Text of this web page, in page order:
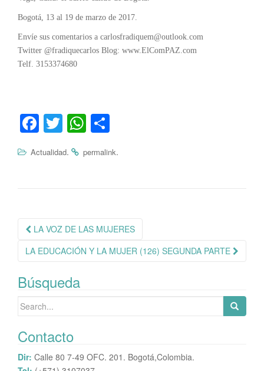
Bogotá, 13 al 19 de marzo de 2017.
Envíe sus comentarios a carlosfradiquem@outlook.com
Twitter @fradiquecarlos Blog: www.ElComPAZ.com
Telf. 3153374680
Fa
bo
T
tte
W
ts
m
Actualidad. permalink.
Navegación
de
LA VOZ DE LAS MUJERES
LA EDUCACIÓN Y LA MUJER (126) SEGUNDA PARTE
Búsqueda
Search
Contacto
Dir: Calle 80 7-49 OFC. 201. Bogotá,Colombia.